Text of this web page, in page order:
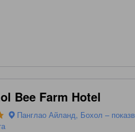
Bee Farm Hotel
Панглао Айланд, Бохол –